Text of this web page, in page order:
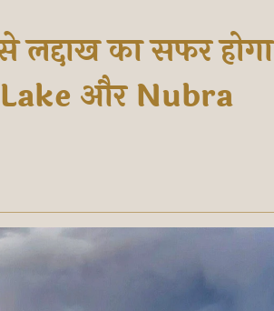
का सफर होगा
और Nubra